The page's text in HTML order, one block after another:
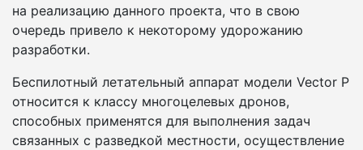
на реализацию данного проекта, что в свою
очередь привело к некоторому удорожанию
разработки.
Беспилотный летательный аппарат модели Vector P
относится к классу многоцелевых дронов,
способных применятся для выполнения задач
связанных с разведкой местности, осуществление